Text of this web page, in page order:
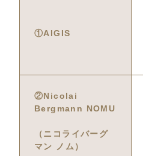
①AIGIS
②Nicolai
Bergmann NOMU
（ニコライバーグ
マン ノム）